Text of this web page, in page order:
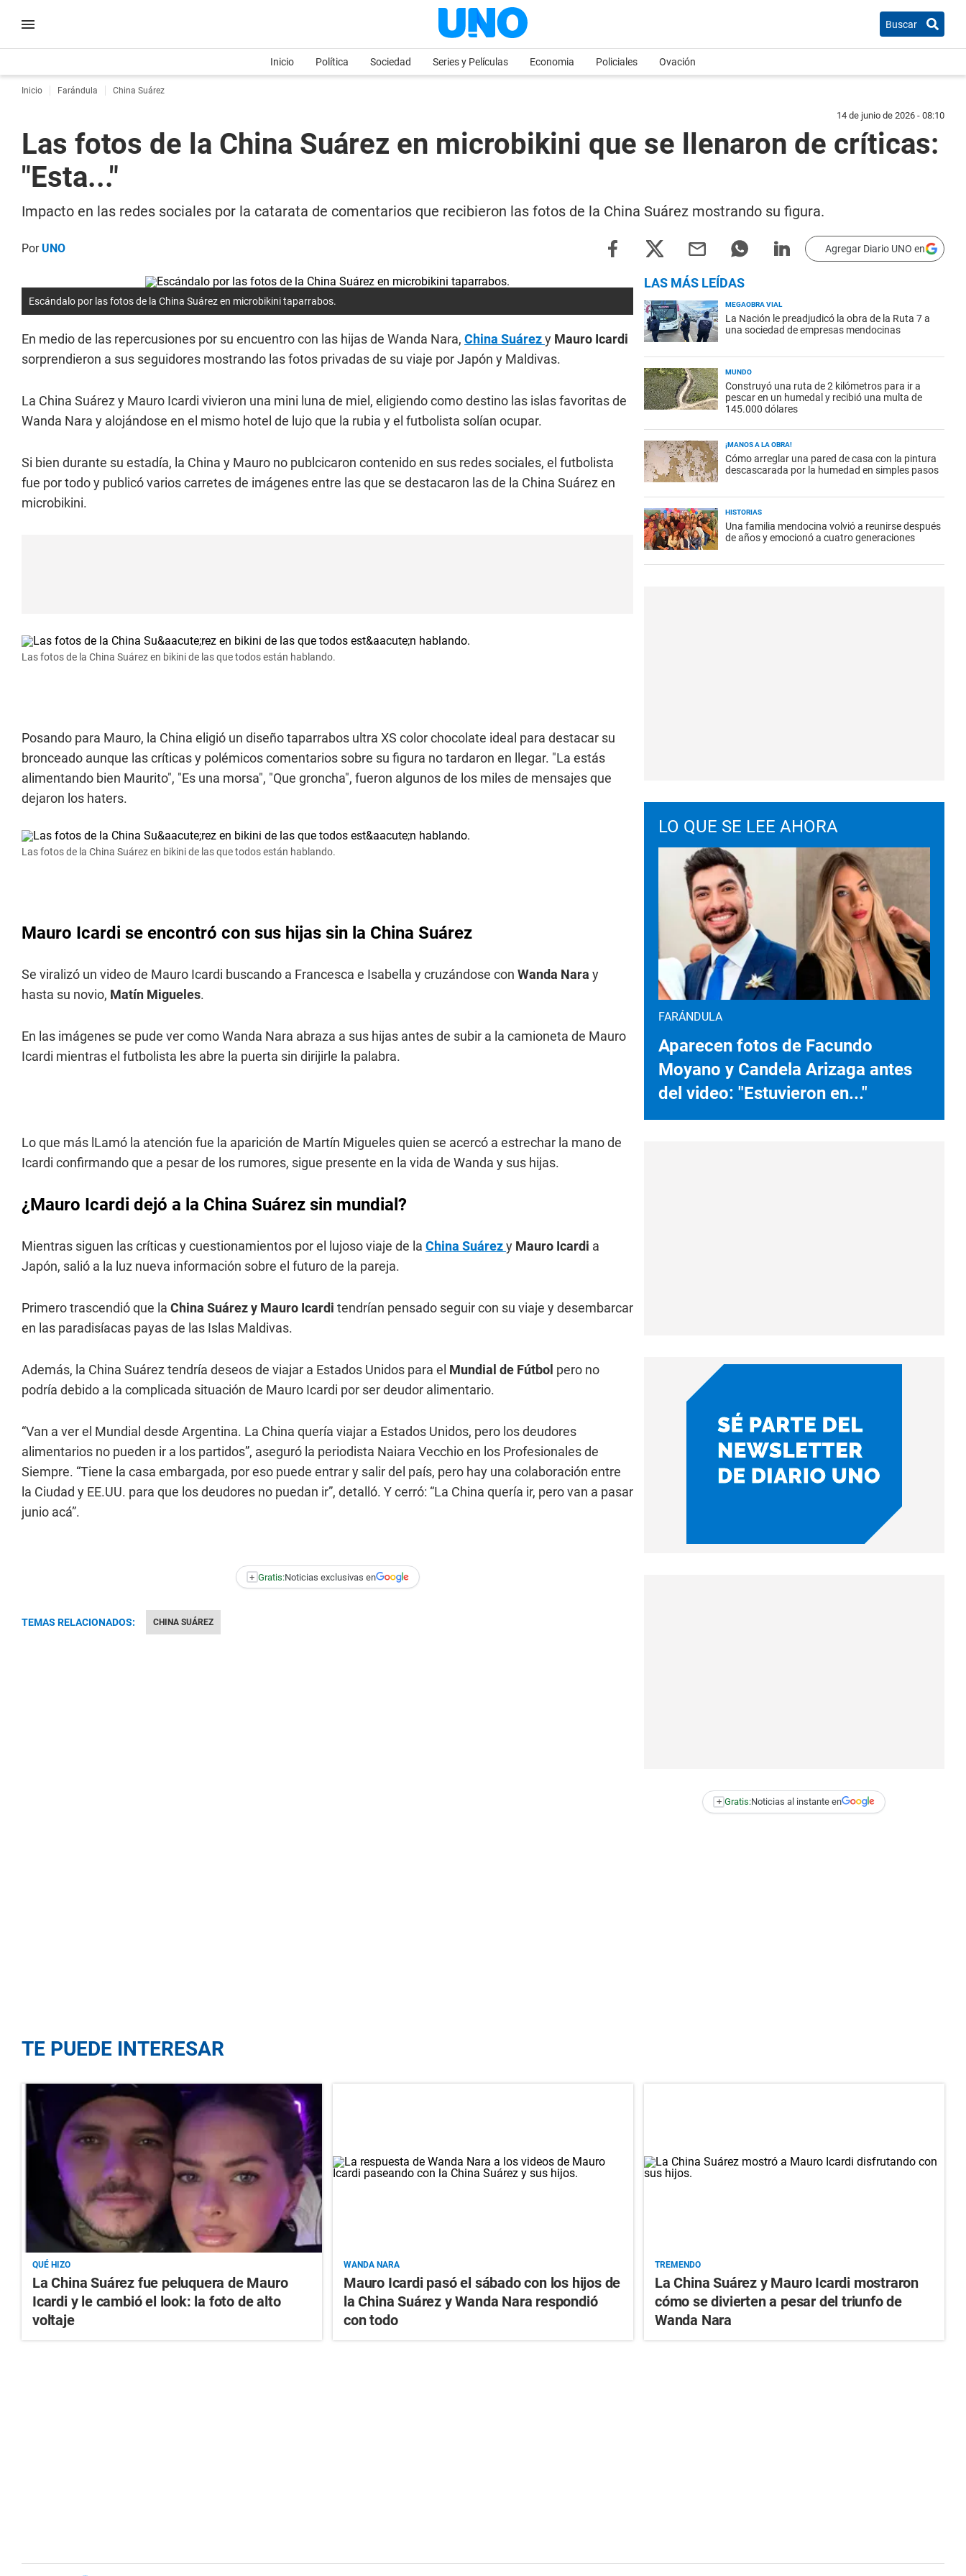
Buscar
Inicio Política Sociedad Series y Películas Economia Policiales Ovación
Inicio Farándula China Suárez
14 de junio de 2026 - 08:10
Las fotos de la China Suárez en microbikini que se llenaron de críticas:
"Esta..."
Impacto en las redes sociales por la catarata de comentarios que recibieron las fotos de la China Suárez mostrando su figura.
PorUNO Agregar Diario UNO en
Escándalo por las fotos de la China Suárez en microbikini taparrabos.
En medio de las repercusiones por su encuentro con las hijas de Wanda Nara, China Suárezy Mauro Icardi
sorprendieron a sus seguidores mostrando las fotos privadas de su viaje por Japón y Maldivas.
La China Suárez y Mauro Icardi vivieron una mini luna de miel, eligiendo como destino las islas favoritas de
Wanda Nara y alojándose en el mismo hotel de lujo que la rubia y el futbolista solían ocupar.
Si bien durante su estadía, la China y Mauro no publcicaron contenido en sus redes sociales, el futbolista
fue por todo y publicó varios carretes de imágenes entre las que se destacaron las de la China Suárez en
microbikini.
Las fotos de la China Suárez en bikini de las que todos están hablando.
Posando para Mauro, la China eligió un diseño taparrabos ultra XS color chocolate ideal para destacar su
bronceado aunque las críticas y polémicos comentarios sobre su figura no tardaron en llegar. "La estás
alimentando bien Maurito", "Es una morsa", "Que groncha", fueron algunos de los miles de mensajes que
dejaron los haters.
Las fotos de la China Suárez en bikini de las que todos están hablando.
Mauro Icardi se encontró con sus hijas sin la China Suárez
Se viralizó un video de Mauro Icardi buscando a Francesca e Isabella y cruzándose con Wanda Nara y
hasta su novio, Matín Migueles.
En las imágenes se pude ver como Wanda Nara abraza a sus hijas antes de subir a la camioneta de Mauro
Icardi mientras el futbolista les abre la puerta sin dirijirle la palabra.
Lo que más lLamó la atención fue la aparición de Martín Migueles quien se acercó a estrechar la mano de
Icardi confirmando que a pesar de los rumores, sigue presente en la vida de Wanda y sus hijas.
¿Mauro Icardi dejó a la China Suárez sin mundial?
Mientras siguen las críticas y cuestionamientos por el lujoso viaje de la China Suárezy Mauro Icardi a
Japón, salió a la luz nueva información sobre el futuro de la pareja.
Primero trascendió que la China Suárez y Mauro Icardi tendrían pensado seguir con su viaje y desembarcar
en las paradisíacas payas de las Islas Maldivas.
Además, la China Suárez tendría deseos de viajar a Estados Unidos para el Mundial de Fútbol pero no
podría debido a la complicada situación de Mauro Icardi por ser deudor alimentario.
“Van a ver el Mundial desde Argentina. La China quería viajar a Estados Unidos, pero los deudores
alimentarios no pueden ir a los partidos”, aseguró la periodista Naiara Vecchio en los Profesionales de
Siempre. “Tiene la casa embargada, por eso puede entrar y salir del país, pero hay una colaboración entre
la Ciudad y EE.UU. para que los deudores no puedan ir”, detalló. Y cerró: “La China quería ir, pero van a pasar
junio acá”.
+ Gratis:Noticias exclusivas en
TEMAS RELACIONADOS: CHINA SUÁREZ
LAS MÁS LEÍDAS
MEGAOBRA VIAL
La Nación le preadjudicó la obra de la Ruta 7 a
una sociedad de empresas mendocinas
MUNDO
Construyó una ruta de 2 kilómetros para ir a
pescar en un humedal y recibió una multa de
145.000 dólares
¡MANOS A LA OBRA!
Cómo arreglar una pared de casa con la pintura
descascarada por la humedad en simples pasos
HISTORIAS
Una familia mendocina volvió a reunirse después
de años y emocionó a cuatro generaciones
LO QUE SE LEE AHORA
FARÁNDULA
Aparecen fotos de Facundo
Moyano y Candela Arizaga antes
del video: "Estuvieron en..."
+ Gratis:Noticias al instante en
TE PUEDE INTERESAR
QUÉ HIZO
La China Suárez fue peluquera de Mauro
Icardi y le cambió el look: la foto de alto
voltaje
WANDA NARA
Mauro Icardi pasó el sábado con los hijos de
la China Suárez y Wanda Nara respondió
con todo
TREMENDO
La China Suárez y Mauro Icardi mostraron
cómo se divierten a pesar del triunfo de
Wanda Nara